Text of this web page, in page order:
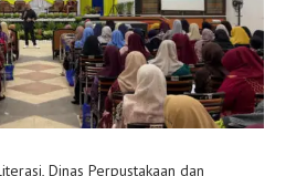
Dinas Perpustakaan dan